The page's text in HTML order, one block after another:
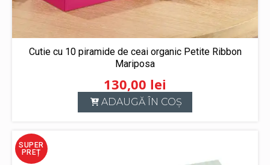
Cutie cu 10 piramide de ceai organic Petite Ribbon
Mariposa
130,00 lei
ADAUGĂ ÎN COȘ
SUPER
PREȚ